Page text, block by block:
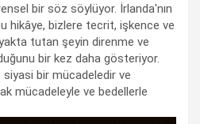
bir söz söylüyor. İrlanda'nın
hikâye, bizlere tecrit, işkence ve
tutan şeyin direnme ve
bir kez daha gösteriyor.
siyasi bir mücadeledir ve
mücadeleyle ve bedellerle